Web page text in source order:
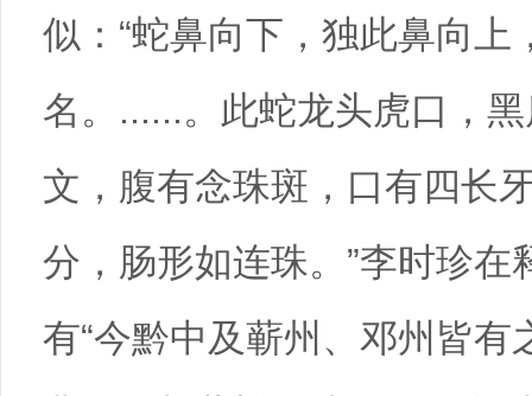
似：“蛇鼻向下，独此鼻向
名。......。此蛇龙头虎口，
文，腹有念珠斑，口有四长
分，肠形如连珠。”李时珍
有“今黔中及蕲州、邓州皆有